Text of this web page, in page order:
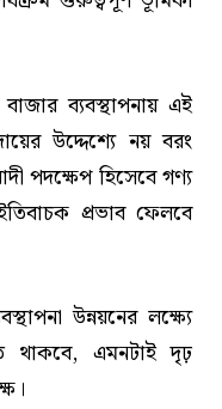
ব্যবস্থাপনায় এই
উদ্দেশ্যে নয় বরং
পদক্ষেপ হিসেবে গণ্য
প্রভাব ফেলবে
উন্নয়নের লক্ষ্যে
থাকবে, এমনটাই দৃঢ়